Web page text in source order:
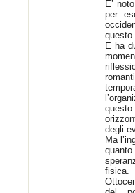
E’
per
E ha
degli
Ma
fisica.